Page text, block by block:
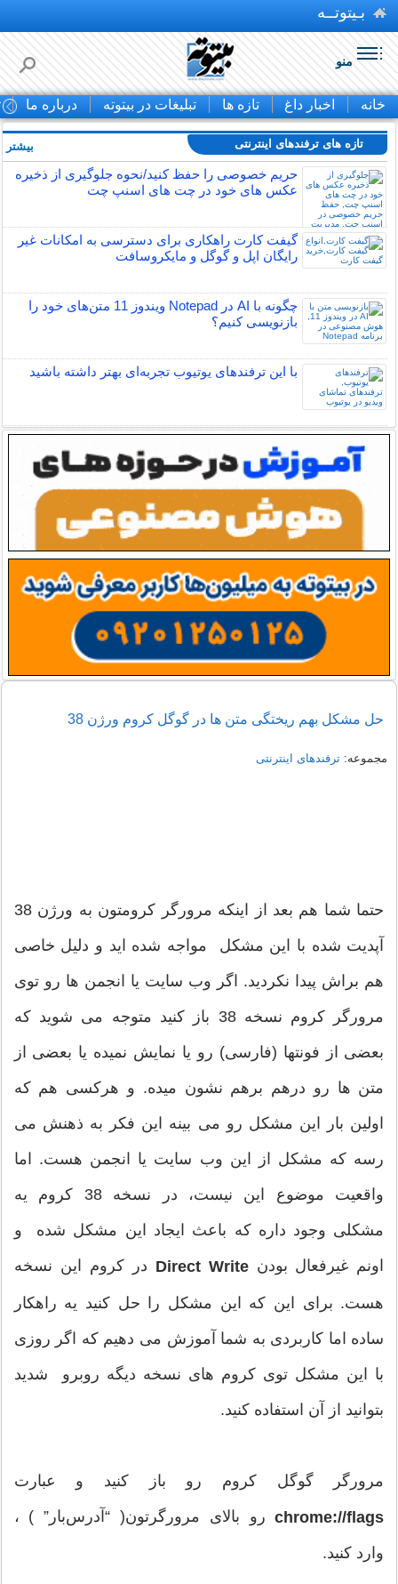
بـیتوتــه
منو
خانه اخبار داغ تازه ها تبلیغات در بیتوته درباره ما
تازه های ترفندهای اینترنتی
حریم خصوصی را حفظ کنید/نحوه جلوگیری از ذخیره
عکس های خود در چت های اسنپ چت
گیفت کارت راهکاری برای دسترسی به امکانات غیر
رایگان اپل و گوگل و مایکروسافت
چگونه با AI در Notepad ویندوز 11 متن‌های خود را
بازنویسی کنیم؟
با این ترفندهای یوتیوب تجربه‌ای بهتر داشته باشید
بیشتر
حل مشکل بهم ریختگی متن ها در گوگل کروم ورژن 38
مجموعه:ترفندهای اینترنتی
حتما شما هم بعد از اینکه مرورگر کرومتون به ورژن 38
آپدیت شده با این مشکل مواجه شده اید و دلیل خاصی
هم براش پیدا نکردید. اگر وب سایت یا انجمن ها رو توی
مرورگر کروم نسخه 38 باز کنید متوجه می شوید که
بعضی از فونتها (فارسی) رو یا نمایش نمیده یا بعضی از
متن ها رو درهم برهم نشون میده. و هرکسی هم که
اولین بار این مشکل رو می بینه این فکر به ذهنش می
رسه که مشکل از این وب سایت یا انجمن هست. اما
واقعیت موضوع این نیست، در نسخه 38 کروم یه
مشکلی وجود داره که باعث ایجاد این مشکل شده و
اونم غیرفعال بودنDirect Write در کروم این نسخه
هست. برای این که این مشکل را حل کنید یه راهکار
ساده اما کاربردی به شما آموزش می دهیم که اگر روزی
با این مشکل توی کروم های نسخه دیگه روبرو شدید
بتوانید از آن استفاده کنید.
مرورگر گوگل کروم رو باز کنید و عبارت
chrome://flagsرو بالای مرورگرتون( “آدرس‌بار” ) ،
وارد کنید.